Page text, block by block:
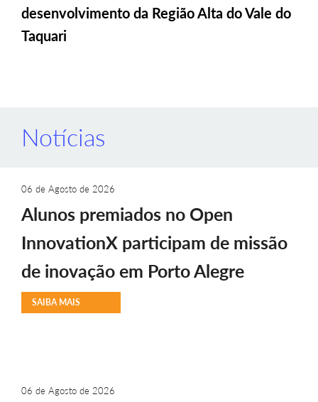
desenvolvimento da Região Alta do Vale do
Taquari
Notícias
06 de Agosto de 2026
Alunos premiados no Open
InnovationX participam de missão
de inovação em Porto Alegre
SAIBA MAIS
06 de Agosto de 2026